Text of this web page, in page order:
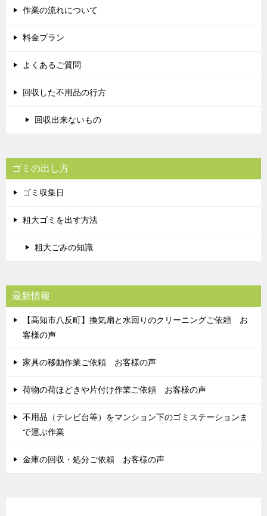
作業の流れについて
料金プラン
よくあるご質問
回収した不用品の行方
回収出来ないもの
ゴミの出し方
ゴミ収集日
粗大ゴミを出す方法
粗大ごみの知識
最新情報
【高知市八反町】換気扇と水回りのクリーニングご依頼 お
客様の声
家具の移動作業ご依頼 お客様の声
荷物の荷ほどきや片付け作業ご依頼 お客様の声
不用品（テレビ台等）をマンション下のゴミステーションま
で運ぶ作業
金庫の回収・処分ご依頼 お客様の声